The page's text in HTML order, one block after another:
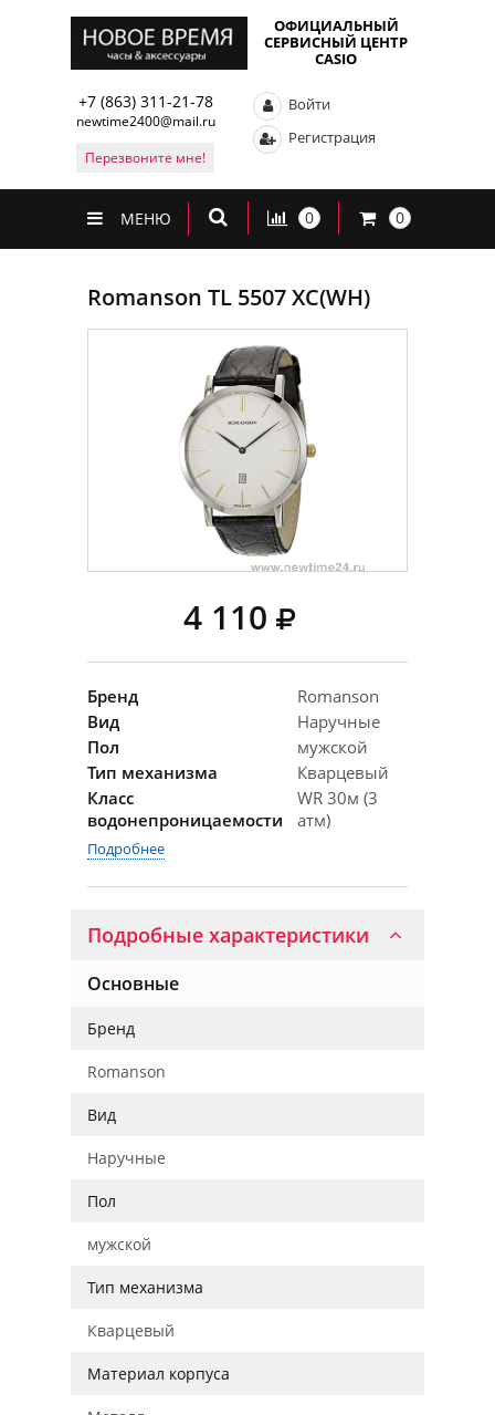
ОФИЦИАЛЬНЫЙ
СЕРВИСНЫЙ ЦЕНТР
CASIO
+7 (863) 311-21-78
newtime2400@mail.ru
Перезвоните мне!
Войти
Регистрация
МЕНЮ 0 0
Romanson TL 5507 XC(WH)
4 110
Бренд
Romanson
Вид
Наручные
Пол
мужской
Тип механизма
Кварцевый
Класс
водонепроницаемости
WR 30м (3
атм)
Подробнее
Подробные характеристики
Основные
Бренд
Romanson
Вид
Наручные
Пол
мужской
Тип механизма
Кварцевый
Материал корпуса